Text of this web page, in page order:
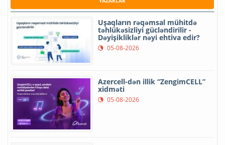
Uşaqların rəqəmsal mühitdə
təhlükəsizliyi gücləndirilir -
Dəyişikliklər nəyi ehtiva edir?
05-08-2026
Azercell-dən illik “ZengimCELL”
xidməti
05-08-2026